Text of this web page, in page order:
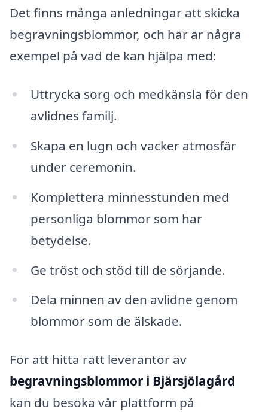
Det finns många anledningar att skicka
begravningsblommor, och här är några
exempel på vad de kan hjälpa med:
Uttrycka sorg och medkänsla för den
avlidnes familj.
Skapa en lugn och vacker atmosfär
under ceremonin.
Komplettera minnesstunden med
personliga blommor som har
betydelse.
Ge tröst och stöd till de sörjande.
Dela minnen av den avlidne genom
blommor som de älskade.
För att hitta rätt leverantör av
begravningsblommor i Bjärsjölagård
kan du besöka vår plattform på